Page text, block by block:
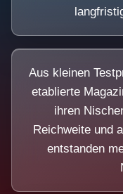
Aus kleinen
etablierte
ihren
Reichweite und
entstanden